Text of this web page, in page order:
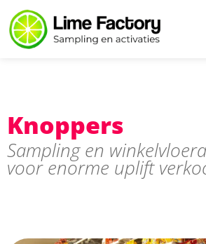
Knoppers
Sampling en
voor enorme uplift